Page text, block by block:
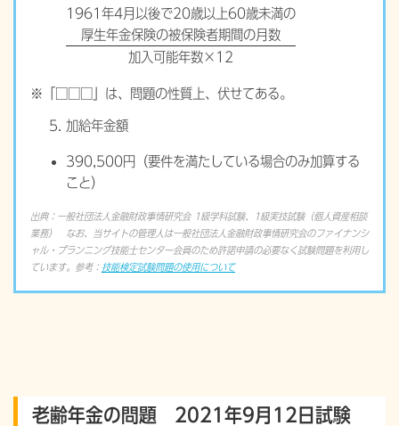
1961年4月以後で20歳以上60歳未満の
厚生年金保険の被保険者期間の月数
加入可能年数×12
※「□□□」は、問題の性質上、伏せてある。
加給年金額
390,500円（要件を満たしている場合のみ加算する
こと）
出典：一般社団法人金融財政事情研究会 1級学科試験、1級実技試験（個人資産相談
業務） なお、当サイトの管理人は一般社団法人金融財政事情研究会のファイナンシ
ャル・プランニング技能士センター会員のため許諾申請の必要なく試験問題を利用し
ています。参考： 技能検定試験問題の使用について
老齢年金の問題 2021年9月12日試験